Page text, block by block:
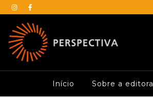
Início Sobre a editora